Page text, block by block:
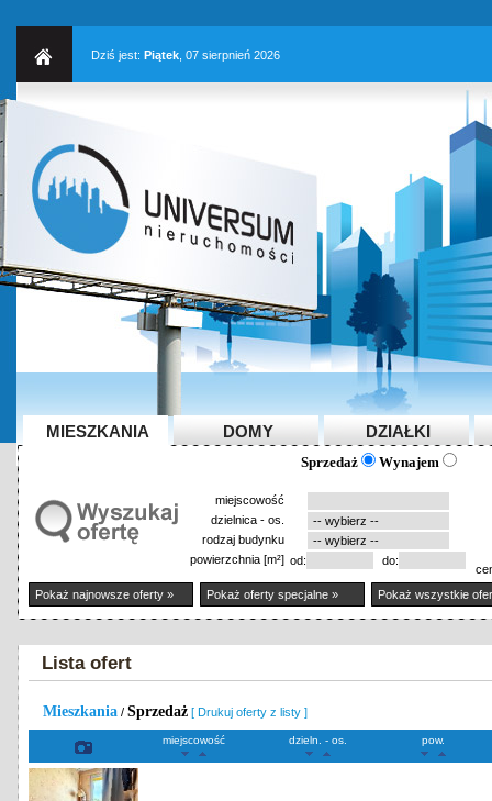
Dziś jest: Piątek , 07 sierpnień 2026
Sprzedaż Wynajem
MIESZKANIA DOMY DZIAŁKI
miejscowość
dzielnica - os.
rodzaj budynku
powierzchnia [m²] od: do:
Pokaż najnowsze oferty »
Pokaż oferty specjalne » Pokaż wszystkie
Lista ofert
Mieszkania / Sprzedaż [ Drukuj oferty z listy ]
miejscowość dzieln. - os. pow.